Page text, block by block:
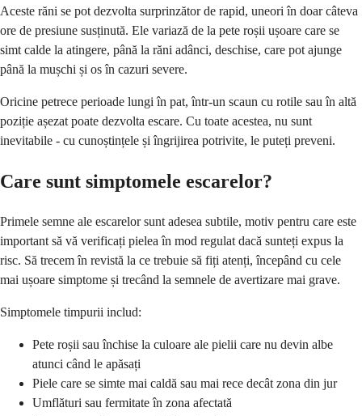
Aceste răni se pot dezvolta surprinzător de rapid, uneori în doar câteva
ore de presiune susținută. Ele variază de la pete roșii ușoare care se
simt calde la atingere, până la răni adânci, deschise, care pot ajunge
până la mușchi și os în cazuri severe.
Oricine petrece perioade lungi în pat, într-un scaun cu rotile sau în altă
poziție așezat poate dezvolta escare. Cu toate acestea, nu sunt
inevitabile - cu cunoștințele și îngrijirea potrivite, le puteți preveni.
Care sunt simptomele escarelor?
Primele semne ale escarelor sunt adesea subtile, motiv pentru care este
important să vă verificați pielea în mod regulat dacă sunteți expus la
risc. Să trecem în revistă la ce trebuie să fiți atenți, începând cu cele
mai ușoare simptome și trecând la semnele de avertizare mai grave.
Simptomele timpurii includ:
Pete roșii sau închise la culoare ale pielii care nu devin albe
atunci când le apăsați
Piele care se simte mai caldă sau mai rece decât zona din jur
Umflături sau fermitate în zona afectată